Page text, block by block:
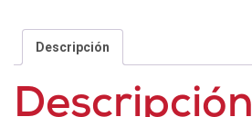
Descripción
Descripción